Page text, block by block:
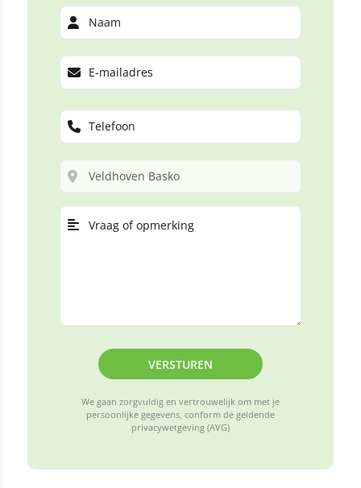
VERSTUREN
We gaan zorgvuldig en vertrouwelijk om met je
persoonlijke gegevens, conform de geldende
privacywetgeving (AVG)